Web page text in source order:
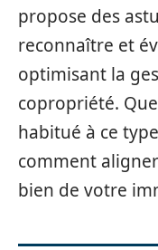
propose des
reconnaître et
optimisant la
copropriété.
habitué à ce
comment
bien de votre